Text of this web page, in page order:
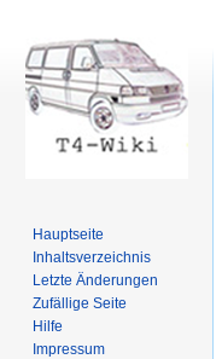
Hauptseite
Inhaltsverzeichnis
Letzte Änderungen
Zufällige Seite
Hilfe
Impressum